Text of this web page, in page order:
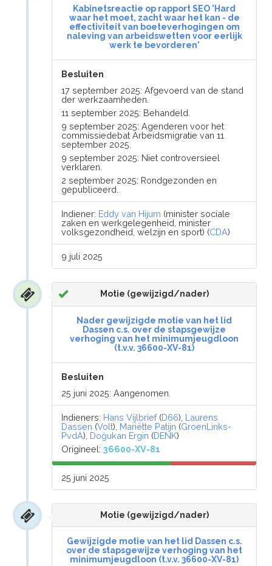
Kabinetsreactie op rapport SEO 'Hard
waar het moet, zacht waar het kan - de
effectiviteit van boeteverhogingen om
naleving van arbeidswetten voor eerlijk
werk te bevorderen'
Besluiten
17 september 2025: Afgevoerd van de stand
der werkzaamheden.
11 september 2025: Behandeld.
9 september 2025: Agenderen voor het
commissiedebat Arbeidsmigratie van 11
september 2025.
9 september 2025: Niet controversieel
verklaren.
2 september 2025: Rondgezonden en
gepubliceerd.
Indiener: Eddy van Hijum (minister sociale
zaken en werkgelegenheid, minister
volksgezondheid, welzijn en sport) (CDA)
9 juli 2025
Motie (gewijzigd/nader)
Nader gewijzigde motie van het lid
Dassen c.s. over de stapsgewijze
verhoging van het minimumjeugdloon
(t.v.v. 36600-XV-81)
Besluiten
25 juni 2025: Aangenomen.
Indieners: Hans Vijlbrief(D66), Laurens
Dassen (Volt), Mariëtte Patijn (GroenLinks-
PvdA), Doğukan Ergin (DENK)
Origineel:36600-XV-81
25 juni 2025
Motie (gewijzigd/nader)
Gewijzigde motie van het lid Dassen c.s.
over de stapsgewijze verhoging van het
minimumjeugdloon (t.v.v. 36600-XV-81)